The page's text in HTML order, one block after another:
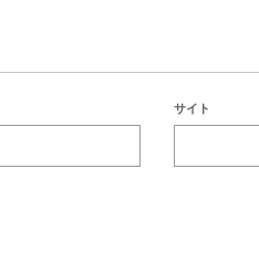
サイト